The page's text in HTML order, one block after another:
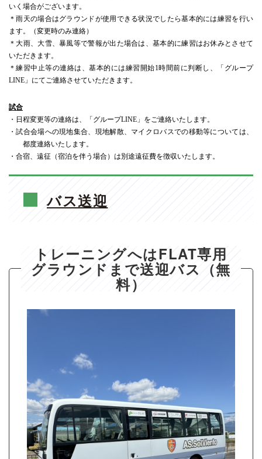
いく場合がございます。
＊雨天の場合はグラウンドが使用できる状況でしたら基本的には練習を行い
ます。（変更時のみ連絡）
＊大雨、大雪、暴風等で警報が出た場合は、基本的に練習はお休みとさせて
いただきます。
＊練習中止等の連絡は、基本的には練習開始1時間前に判断し、「グループ
LINE」にてご連絡させていただきます。
試合
・日程変更等の連絡は、「グループLINE」をご連絡いたします。
・試合会場への現地集合、現地解散、マイクロバスでの移動等については、
都度連絡いたし ます。
・ 合宿、遠征（宿泊を伴う場合）は別途遠征費を徴収いたします。
バス送迎
トレーニングへはFLAT専用
グラウンドまで送迎バス（無
料）